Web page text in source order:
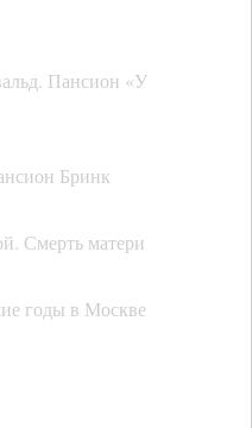
Пансион «У
Бринк
Смерть матери
годы в Москве